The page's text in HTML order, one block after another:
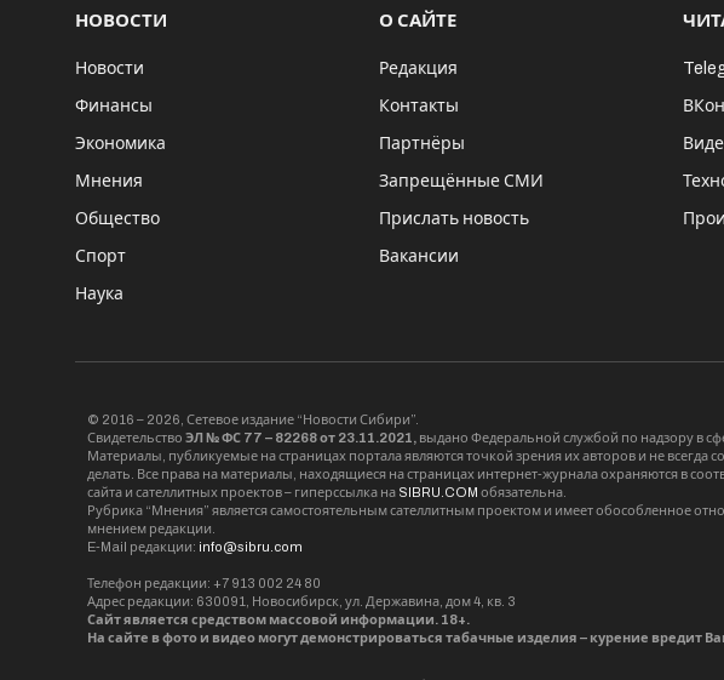
НОВОСТИ
Новости
Финансы
Экономика
Мнения
Общество
Спорт
Наука
О САЙТЕ
Редакция
Контакты
Партнёры
Запрещённые СМИ
Прислать новость
Вакансии
© 2016 – 2026, Сетевое издание “Новости Сибири”.
Свидетельство ЭЛ № ФС 77 – 82268 от 23.11.2021, выдано Федеральной службой по надзору в
Материалы, публикуемые на страницах портала являются точкой зрения их авторов и не всегда
делать. Все права на материалы, находящиеся на страницах интернет-журнала охраняются в
сайта и сателлитных проектов – гиперссылка на SIBRU.COM обязательна.
Рубрика “Мнения” является самостоятельным сателлитным проектом и имеет обособленное
мнением редакции.
E-Mail редакции: info@sibru.com
Телефон редакции: +7 913 002 24 80
Адрес редакции: 630091, Новосибирск, ул. Державина, дом 4, кв. 3
Сайт является средством массовой информации. 18+.
На сайте в фото и видео могут демонстрироваться табачные изделия – курение вредит